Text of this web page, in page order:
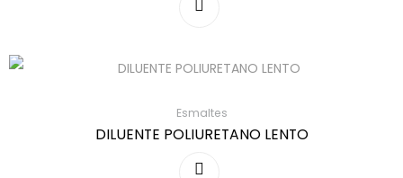
Esmaltes
DILUENTE POLIURETANO LENTO